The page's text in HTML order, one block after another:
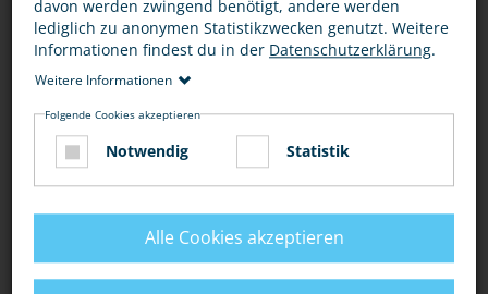
BEWERTUNG
DIESEN ARTIKEL ...
davon werden zwingend benötigt, andere werden
lediglich zu anonymen Statistikzwecken genutzt. Weitere
Informationen findest du in der Datenschutzerklärung.
Weitere Informationen
Folgende Cookies akzeptieren
Notwendig Statistik
Alle Cookies akzeptieren